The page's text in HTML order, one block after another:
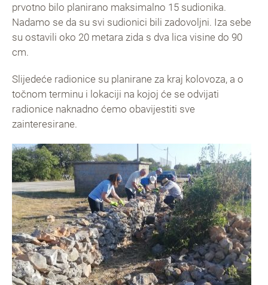
prvotno bilo planirano maksimalno 15 sudionika.
Nadamo se da su svi sudionici bili zadovoljni. Iza sebe
su ostavili oko 20 metara zida s dva lica visine do 90
cm.
Slijedeće radionice su planirane za kraj kolovoza, a o
točnom terminu i lokaciji na kojoj će se odvijati
radionice naknadno ćemo obavijestiti sve
zainteresirane.